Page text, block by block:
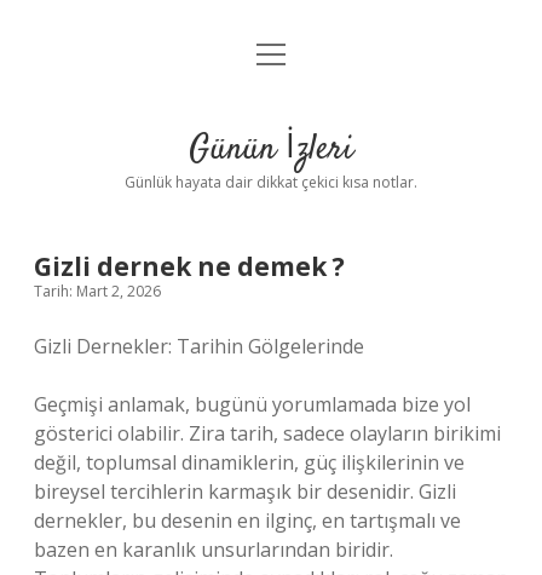
Anasayfa
Yasal Uyarı
menüyü
Günün İzleri
Günlük hayata dair dikkat çekici kısa notlar.
Gizli dernek ne demek ?
Tarih: Mart 2, 2026
Gizli Dernekler: Tarihin Gölgelerinde
Geçmişi anlamak, bugünü yorumlamada bize yol
gösterici olabilir. Zira tarih, sadece olayların birikimi
değil, toplumsal dinamiklerin, güç ilişkilerinin ve
bireysel tercihlerin karmaşık bir desenidir. Gizli
dernekler, bu desenin en ilginç, en tartışmalı ve
bazen en karanlık unsurlarından biridir.